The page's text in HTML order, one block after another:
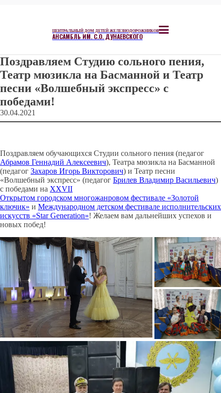
ЦЕНТРАЛЬНЫЙ ДОМ ДЕТЕЙ ЖЕЛЕЗНОДОРОЖНИКОВ
АНСАМБЛЬ ИМ. С.О. ДУНАЕВСКОГО
Поздравляем Студию сольного пения,
Театр мюзикла на Басманной и Театр
песни «Волшебный экспресс» с
победами!
30.04.2021
Поздравляем обучающихся Студии сольного пения (педагог
Абрамов Геннадий Алексеевич), Театра мюзикла на Басманной
(педагог Захаров Игорь Викторович) и Театр песни
«Волшебный экспресс» (педагог Брилев Владимир Васильевич)
с победами на ХХVII
Открытом городском многожанровом фестивале «Золотой
ключик» и Международном детском фестивале исполнительских
искусств «Star Generation»! Желаем вам дальнейших успехов и
новых побед!